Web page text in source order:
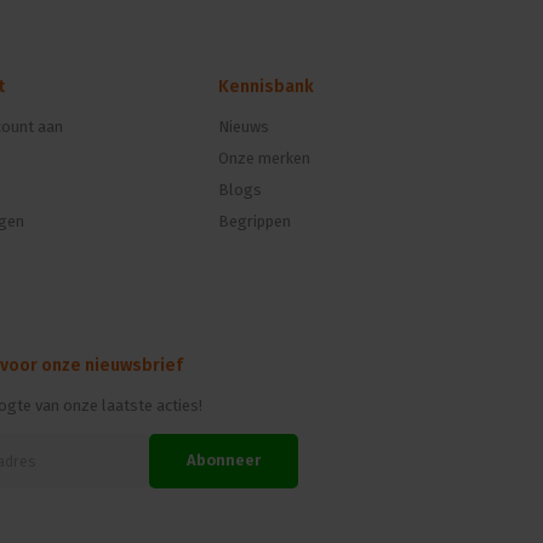
aan
Kennisbank
Nieuws
Onze merken
Blogs
Begrippen
onze nieuwsbrief
van onze laatste acties!
Abonneer